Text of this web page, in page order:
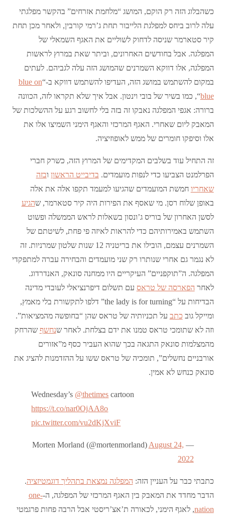
כשהבלוג הזה רק הוקם, המושג “מלחמת אזרחים” בהקשר מפלגתי
עלה לרוב ביחס למפלגת הלייבור תחת ג’רמי קורבין, ולאחר מכן תחת
קיר סטארמר שניסה לדחוק לשוליים את האגף השמאלי של
המפלגה. אבל בחודשים האחרונים, וביתר שאת במרוץ לראשות
המפלגה, אלו דווקא השמרנים שהמושג הזה עלה לגביהם. לעתים
במקום להשתמש במושג הזה, העדיפו להשתמש דווקא ב-“blue on
blue“, כמו בשיר של בובי וינטון. אבל איך שלא תקראו לזה, הכוונה
ברורה: אגפי המפלגה נאבקו זה בזה בלי לחשוב רגע על ההשלכות של
המאבק ליום שאחרי. האגף המרכזי והאגף הימני השמיצו אלו את
אלו וסיפקו חומרים של ממש לאופוזיציה.
זה התחיל עוד בשלבים המקדימים של המרוץ הזה, כשרק חברי
הפרלמנט הצביעו כדי לנפות מועמדים. בדיבייט הראשון ובזה
שאחריו חמשת המועמדים שהגיעו למעמד תקפו אלה את אלה
באופן שלוח רסן. מי שאסף את הפירות היה קיר סטארמר, שהגיע
לסשן האחרון של בוריס ג’ונסון בשאלות לראש הממשלה ופשוט
השתמש באמירותיהם כדי להראות לאיזה פי פחת, לשיטתם של
השמרנים עצמם, הובילו את בריטניה 12 שנות שלטון שמרניות. זה
לא נגמר גם אחרי שנותרו רק שני מועמדים והבחירה עברה למתפקדי
המפלגה. ה”תוקפניים” העיקריים היו ממחנה סונאק, האנדרדוג.
לאחר הפארסה של טראס עם תשלום דיפרנציאלי לעובדי מדינה
הבדיחות על “the lady is for turning” דלפו לתקשורת בלי מאמץ,
ומייקל גוב כתב על תכניותיה של טראס שהן “בחופשה מהמציאות”.
וזה לא שתומכי טראס טמנו את ידם בצלחת. לאחר שנחשף שהרחק
מהמצלמות סונאק התגאה בכך שהוא העביר כסף מ”אזורים
אורבניים נחשלים”, תומכיה של טראס ששו על ההזדמנות להציג את
סונאק כנחש לא אמין.
Wednesday’s ⁦ @thetimes ⁩ cartoon
https://t.co/nar0OjAA8o
pic.twitter.com/vu2dKjXviF
— Morten Morland (@mortenmorland)
August 24,
2022
כתבתי כבר על העניין הזה: המפלגה נמצאת בתהליך דוגמטיזציה.
הדבר מחדד את המאבק בין האגף המרכזי של המפלגה, ה-one-
nation, לאגף הימני, לכאורה ת’אצ’ריסטי אבל הרבה פחות פרגמטי